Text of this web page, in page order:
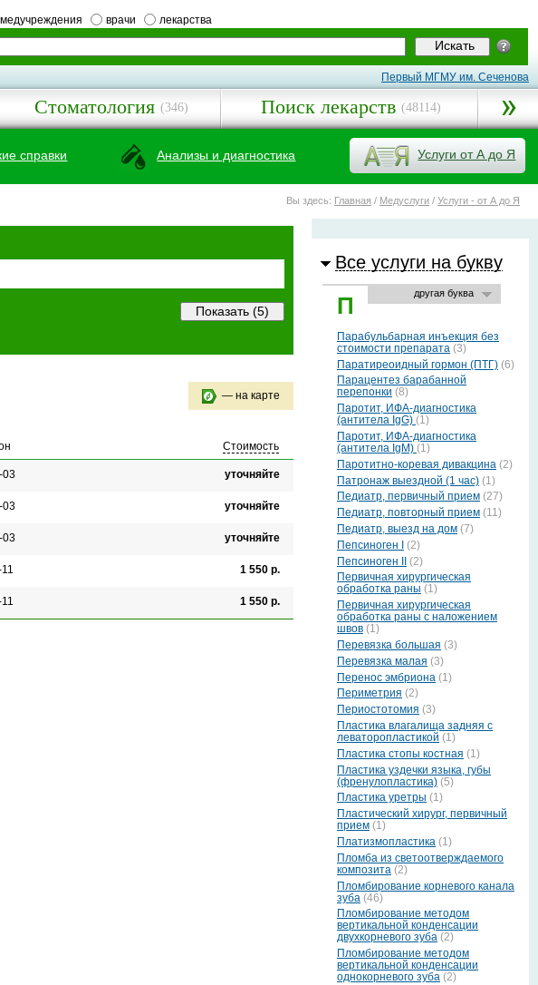
медучреждения врачи лекарства
Первый МГМУ им. Сеченова
Стоматология (346) Поиск лекарств (48114)
справки Анализы и диагностика Услуги от А до Я
Вы здесь: Главная / Медуслуги / Услуги - от А до Я
Все услуги на букву
другая буква
П
Парабульбарная инъекция без
стоимости препарата (3)
Паратиреоидный гормон (ПТГ) (6)
Парацентез барабанной
перепонки (8)
Паротит, ИФА-диагностика
(антитела IgG) (1)
Паротит, ИФА-диагностика
(антитела IgМ) (1)
Паротитно-коревая дивакцина (2)
Патронаж выездной (1 час) (1)
Педиатр, первичный прием (27)
Педиатр, повторный прием (11)
Педиатр, выезд на дом (7)
Пепсиноген I (2)
Пепсиноген II (2)
Первичная хирургическая
обработка раны (1)
Первичная хирургическая
обработка раны с наложением
швов (1)
Перевязка большая (3)
Перевязка малая (3)
Перенос эмбриона (1)
Периметрия (2)
Периостотомия (3)
Пластика влагалища задняя с
леваторопластикой (1)
Пластика стопы костная (1)
Пластика уздечки языка, губы
(френулопластика) (5)
Пластика уретры (1)
Пластический хирург, первичный
прием (1)
Платизмопластика (1)
Пломба из светоотверждаемого
композита (2)
Пломбирование корневого канала
зуба (46)
Пломбирование методом
вертикальной конденсации
двухкорневого зуба (2)
Пломбирование методом
вертикальной конденсации
однокорневого зуба (2)
— на карте
Стоимость
03 уточняйте
03 уточняйте
03 уточняйте
1 550 р.
1 550 р.